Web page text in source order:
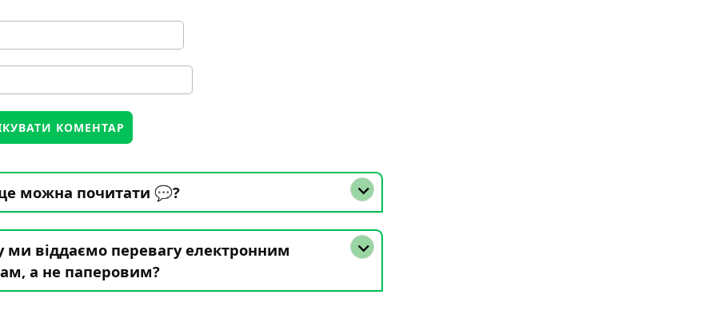
можна почитати 💬?
ми віддаємо перевагу електронним
а не паперовим?